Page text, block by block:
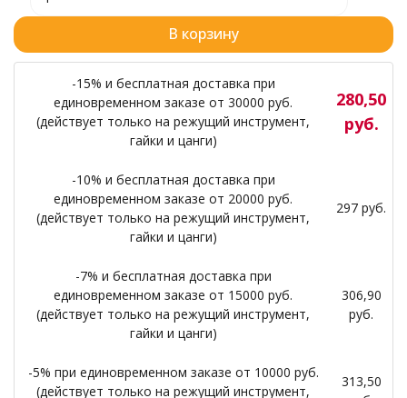
В корзину
-15% и бесплатная доставка при
единовременном заказе от 30000 руб.
(действует только на режущий инструмент,
гайки и цанги)
280,50
руб.
-10% и бесплатная доставка при
единовременном заказе от 20000 руб.
(действует только на режущий инструмент,
гайки и цанги)
297 руб.
-7% и бесплатная доставка при
единовременном заказе от 15000 руб.
(действует только на режущий инструмент,
гайки и цанги)
306,90
руб.
-5% при единовременном заказе от 10000 руб.
(действует только на режущий инструмент,
313,50